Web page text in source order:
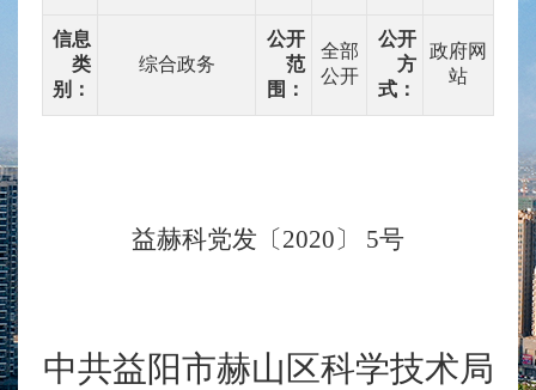
信息
类
别：
综合政务
公开
范
围：
全部
公开
公开
方
式：
政府网
站
益赫科党发〔2020〕 5号
中共益阳市赫山区科学技术局